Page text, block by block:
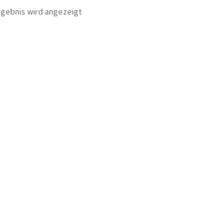
Restore – Tune – Drive
w463
wird angezeigt